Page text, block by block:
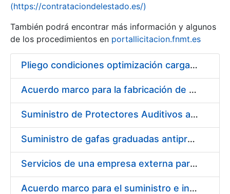
Erakutsi/Ezkutatu
(https://contrataciondelestado.es/)
También podrá encontrar más información y algunos
de los procedimientos en portallicitacion.fnmt.es
Pliego condiciones optimización cargas compras firmado
Acuerdo marco para la fabricación de piezas
Suministro de Protectores Auditivos a medida para las personas trabajadoras de los Centros de Trabajo de Madrid y Burgos
Suministro de gafas graduadas antiproyecciones para los trabajadores de la FNMT-RCM en los centros de trabajo de Madrid y Burgos
Servicios de una empresa externa para el asesoramiento y resolución de los recursos de alzada que se presentan relacionados con procesos de selección para la FNMT-RCM
Acuerdo marco para el suministro e instalación de persianas, estores y otros complementos